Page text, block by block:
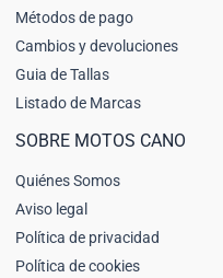
Métodos de pago
Cambios y devoluciones
Guia de Tallas
Listado de Marcas
SOBRE MOTOS CANO
Quiénes Somos
Aviso legal
Política de privacidad
Política de cookies